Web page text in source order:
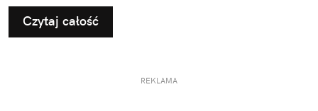
Czytaj całość
REKLAMA